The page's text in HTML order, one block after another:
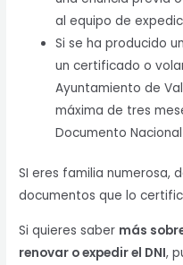
al equipo de
Si se ha producido
un certificado o
Ayuntamiento de
máxima de tres
Documento
SI eres familia numerosa,
documentos que lo
Si quieres saber más
renovar o expedir el DNI,